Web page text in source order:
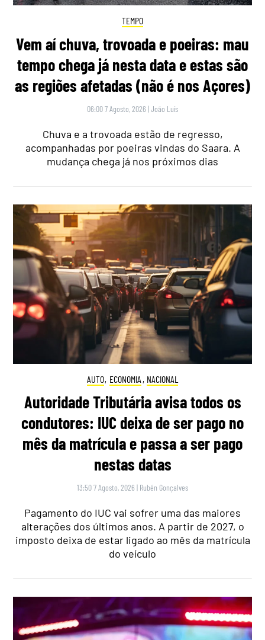
TEMPO
Vem aí chuva, trovoada e poeiras: mau
tempo chega já nesta data e estas são
as regiões afetadas (não é nos Açores)
06:00 7 Agosto, 2026 |João Luís
Chuva e a trovoada estão de regresso,
acompanhadas por poeiras vindas do Saara. A
mudança chega já nos próximos dias
AUTO, ECONOMIA , NACIONAL
Autoridade Tributária avisa todos os
condutores: IUC deixa de ser pago no
mês da matrícula e passa a ser pago
nestas datas
13:50 7 Agosto, 2026 | Rubén Gonçalves
Pagamento do IUC vai sofrer uma das maiores
alterações dos últimos anos. A partir de 2027, o
imposto deixa de estar ligado ao mês da matrícula
do veículo